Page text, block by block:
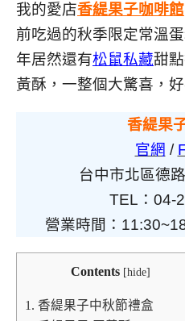
我的愛店香緹果子咖啡館
前吃過的秋季限定常溫
年居然還有松鼠私藏甜
黃酥，一整個大驚喜，
香緹果
官網 /
台中市北區德
TEL：04-
營業時間：
Contents [hide]
1. 香緹果子中秋節禮盒